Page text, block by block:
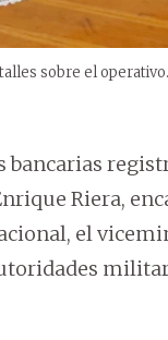
sobre el operativo.
Riera,
el